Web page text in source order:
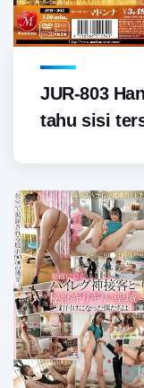
JUR-803
tahu sisi